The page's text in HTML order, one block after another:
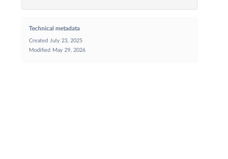
Technical metadata
Created
July 23, 2025
Modified
May 29, 2026